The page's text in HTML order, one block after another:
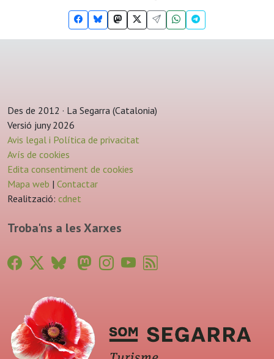
Des de 2012 · La Segarra (Catalonia)
Versió juny 2026
Avis legal i Política de privacitat
Avís de cookies
Edita consentiment de cookies
Mapa web | Contactar
Realització: cdnet
Troba'ns a les Xarxes